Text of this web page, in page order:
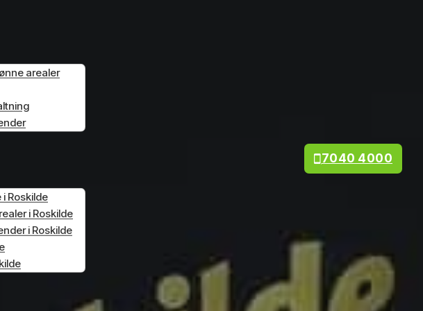
arealer
Roskilde
i Roskilde
i Roskilde
7040 4000